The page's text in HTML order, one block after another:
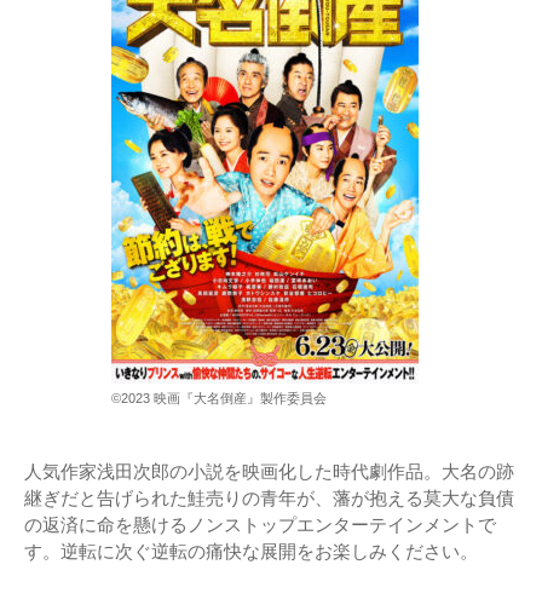
©2023 映画『大名倒産』製作委員会
人気作家浅田次郎の小説を映画化した時代劇作品。大名の跡
継ぎだと告げられた鮭売りの青年が、藩が抱える莫大な負債
の返済に命を懸けるノンストップエンターテインメントで
す。逆転に次ぐ逆転の痛快な展開をお楽しみください。